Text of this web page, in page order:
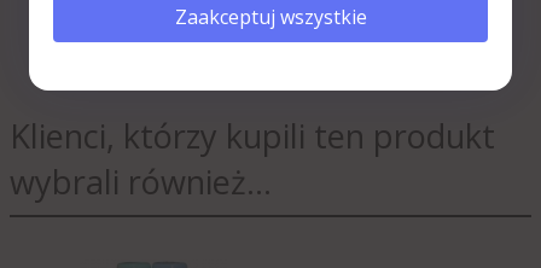
Klienci, którzy kupili ten produkt
wybrali również...
Zaakceptuj wszystkie